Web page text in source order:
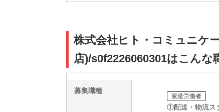
株式会社ヒト・コミュニケ
店)/s0f2226060301はこんな
募集職種
派遣労働者
①配送・物流ス